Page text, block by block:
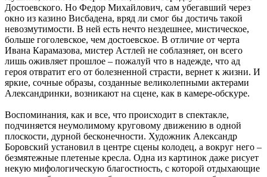
Достоевского. Но Федор Михайлович, сам убегавший через
окно из казино Висбадена, вряд ли смог бы достичь такой
невозмутимости. В ней есть нечто нездешнее, мистическое,
больше гоголевское, чем достоевское. В отличие от черта
Ивана Карамазова, мистер Астлей не соблазняет, он всего
лишь оживляет прошлое – пожалуй что в надежде, что ад
героя отвратит его от болезненной страсти, вернет к жизни. И
яркие, сочные образы, созданные великолепными актерами
Александринки, возникают на сцене, как в камере-обскуре.
Воспоминания, как и все, что происходит в спектакле,
подчиняется неумолимому круговому движению в одной
плоскости, дурной бесконечности. Художник Александр
Боровский установил в центре сцены колодец, а вокруг него –
безмятежные плетеные кресла. Одна из картинок даже рисует
некую мифологическую благостность, с которой отдыхающие